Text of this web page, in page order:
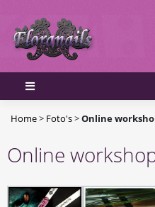
Home> Foto's>Online
Online